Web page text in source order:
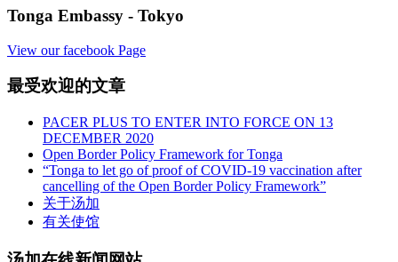
Tonga Embassy - Tokyo
View our facebook Page
最受欢迎的文章
PACER PLUS TO ENTER INTO FORCE ON 13
DECEMBER 2020
Open Border Policy Framework for Tonga
“Tonga to let go of proof of COVID-19 vaccination after
cancelling of the Open Border Policy Framework”
关于汤加
有关使馆